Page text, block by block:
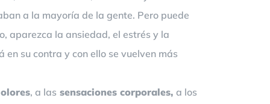
a la mayoría de la gente. Pero puede
aparezca la ansiedad, el estrés y la
su contra y con ello se vuelven más
, a las sensaciones corporales, a los